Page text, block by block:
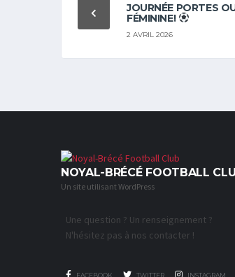
JOURNÉE PORTES
FÉMININE!
2 AVRIL 2026
NOYAL-BRÉCÉ FOOTBALL
Un site utilisant WordPress
Une question ? Un renseignement ?
N'hésitez pas à nos contacter !
FACEBOOK TWITTER INSTAGRAM